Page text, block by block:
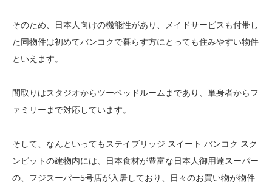
そのため、日本人向けの機能性があり、メイドサービスも付帯し
た同物件は初めてバンコクで暮らす方にとっても住みやすい物件
といえます。
間取りはスタジオからツーベッドルームまであり、単身者からフ
ァミリーまで対応しています。
そして、なんといってもステイブリッジ スイート バンコク スク
ンビットの建物内には、日本食材が豊富な日本人御用達スーパー
の、フジスーパー5号店が入居しており、日々のお買い物が物件